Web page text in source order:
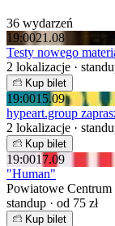
36 wydarzeń
19:0021.08
Testy nowego
2 lokalizacje ·
Kup bilet
19:0015.09
hypeart.group
2 lokalizacje ·
Kup bilet
19:0017.09
"Human"
Powiatowe
standup · od 75 zł
Kup bilet